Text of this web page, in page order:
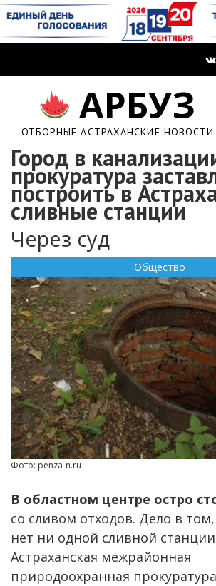
АРБУЗ
ОТБОРНЫЕ АСТРАХАНСКИЕ НОВОСТИ
Город в
прокуратура
построить в
сливные станции
Через суд
Общество
Фото: penza-n.ru
В областном центре остро
со сливом отходов. Дело в
нет ни одной сливной
Астраханская межрайонная
природоохранная